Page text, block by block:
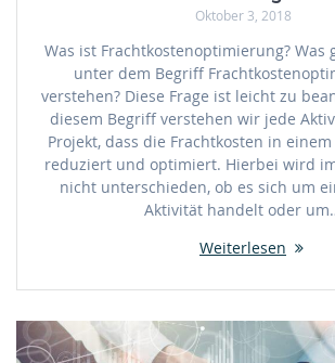
Oktober 3, 2018
Was ist Frachtkostenoptimierung? Was
unter dem Begriff
verstehen? Diese Frage ist leicht zu
diesem Begriff verstehen wir jede
Projekt, dass die Frachtkosten in
reduziert und optimiert. Hierbei wird
nicht unterschieden, ob es sich um
Aktivität handelt oder
Weiterlesen